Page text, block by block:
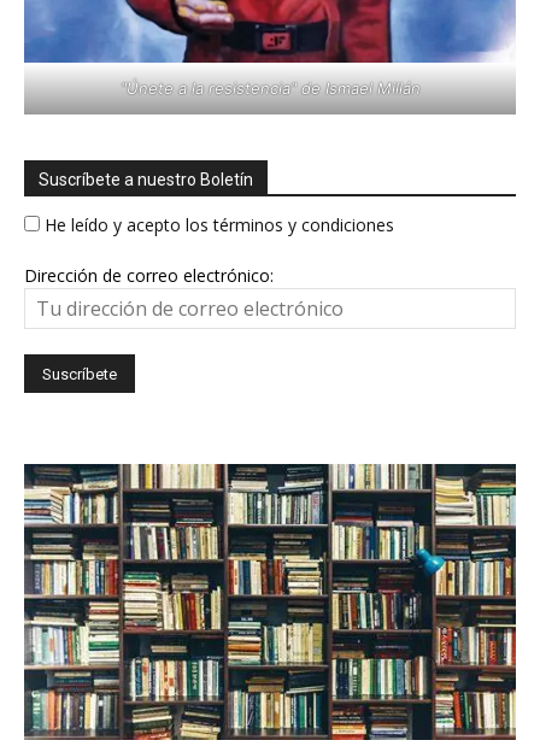
"Únete a la resistencia" de Ismael Millán
Suscríbete a nuestro Boletín
He leído y acepto los términos y condiciones
Dirección de correo electrónico: